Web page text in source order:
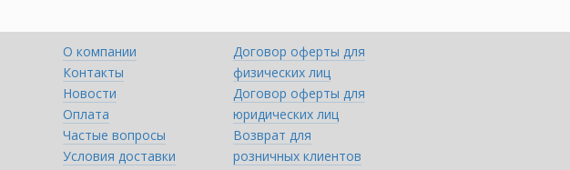
О компании
Контакты
Новости
Оплата
Частые вопросы
Условия доставки
Договор оферты для
физических лиц
Договор оферты для
юридических лиц
Возврат для
розничных клиентов